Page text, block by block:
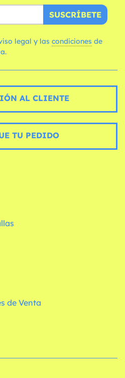
SUSCRÍBETE
legal y las condiciones
AL CLIENTE
TU PEDIDO
de Venta